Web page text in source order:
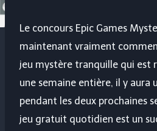
Le concours Epic Games
maintenant vraiment
jeu mystère tranquille qui est
une semaine entière, il y aura
pendant les deux prochaines
jeu gratuit quotidien est un